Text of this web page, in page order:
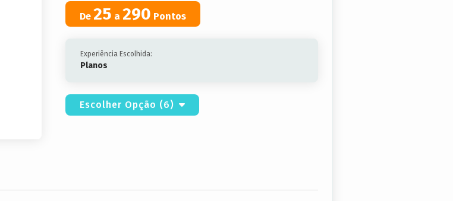
De 25 a 290 Pontos
Experiência Escolhida:
Planos
Escolher Opção (6)